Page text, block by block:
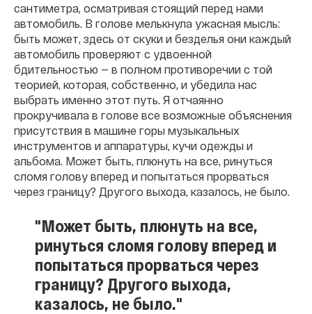
сантиметра, осматривая стоящий перед нами
автомобиль. В голове мелькнула ужасная мысль:
быть может, здесь от скуки и безделья они каждый
автомобиль проверяют с удвоенной
бдительностью — в полном противоречии с той
теорией, которая, собственно, и убедила нас
выбрать именно этот путь. Я отчаянно
прокручивала в голове все возможные объяснения
присутствия в машине горы музыкальных
инструментов и аппаратуры, кучи одежды и
альбома. Может быть, плюнуть на все, ринуться
сломя голову вперед и попытаться прорваться
через границу? Другого выхода, казалось, не было.
"Может быть, плюнуть на все,
ринуться сломя голову вперед и
попытаться прорваться через
границу? Другого выхода,
казалось, не было."